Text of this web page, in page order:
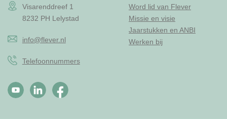
Visarenddreef 1
8232 PH Lelystad
info@flever.nl
Telefoonnummers
Word lid van Flever
Missie en visie
Jaarstukken en ANBI
Werken bij